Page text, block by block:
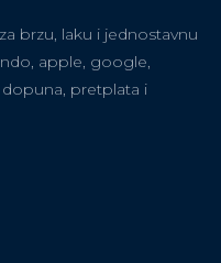
brzu, laku i jednostavnu
apple, google,
pretplata i